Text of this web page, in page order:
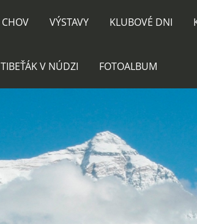
CHOV VÝSTAVY KLUBOVÉ DNI
TIBEŤÁK V NÚDZI FOTOALBUM